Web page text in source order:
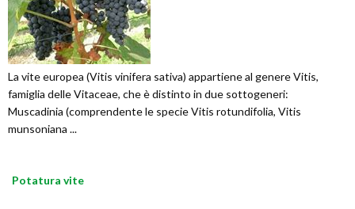
La vite europea (Vitis vinifera sativa) appartiene al genere Vitis,
famiglia delle Vitaceae, che è distinto in due sottogeneri:
Muscadinia (comprendente le specie Vitis rotundifolia, Vitis
munsoniana ...
Potatura vite